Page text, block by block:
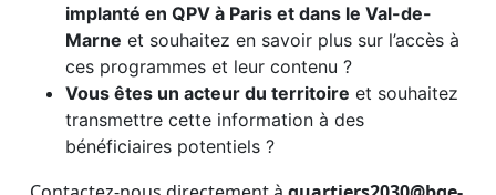
implanté en QPV à Paris et dans le Val-de-
Marne et souhaitez en savoir plus sur l’accès à
ces programmes et leur contenu ?
Vous êtes un acteur du territoire et souhaitez
transmettre cette information à des
bénéficiaires potentiels ?